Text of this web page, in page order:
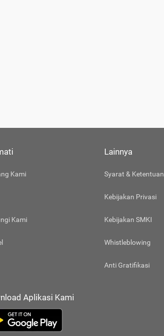
Kami
Kami
Lainnya
Syarat & Ketentuan
Kebijakan Privasi
Kebijakan SMKI
Whistleblowing
Anti Gratifikasi
Aplikasi Kami